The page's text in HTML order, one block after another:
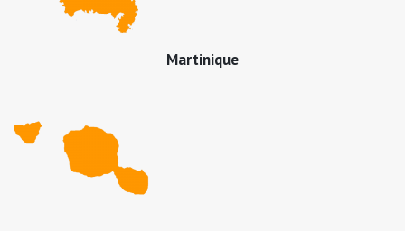
Martinique